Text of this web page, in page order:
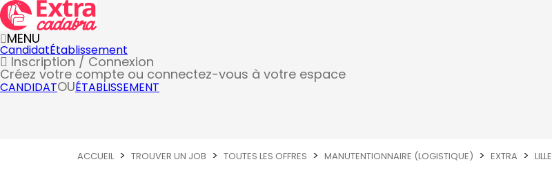
MENU
CandidatÉtablissement
Inscription / Connexion
Créez votre compte ou connectez-vous à votre espace
CANDIDATOUÉTABLISSEMENT
ACCUEIL TROUVER UN JOB TOUTES LES OFFRES MANUTENTIONNAIRE (LOGISTIQUE) EXTRA LILLE